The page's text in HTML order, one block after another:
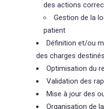
des actions
Gestion de la
patient
Définition et/ou
des charges
Optimisation du
Validation des
Mise à jour des
Organisation de